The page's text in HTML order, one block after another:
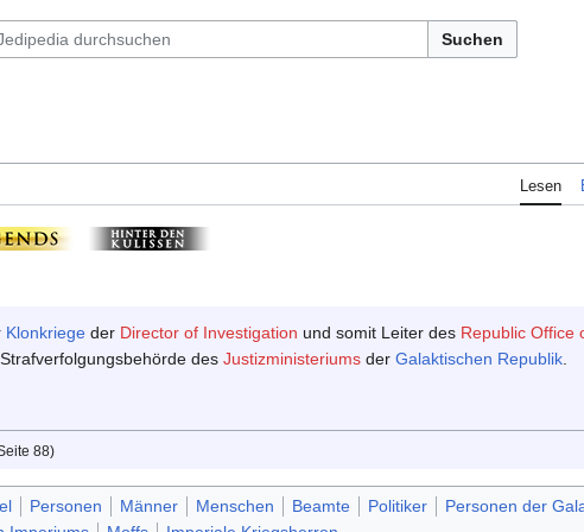
Suchen
Lesen
Klonkriege der Director of Investigation und somit Leiter des Republic Office
des Justizministeriums der Galaktischen Republik
88)
Personen Männer Menschen Beamte Politiker
Personen der